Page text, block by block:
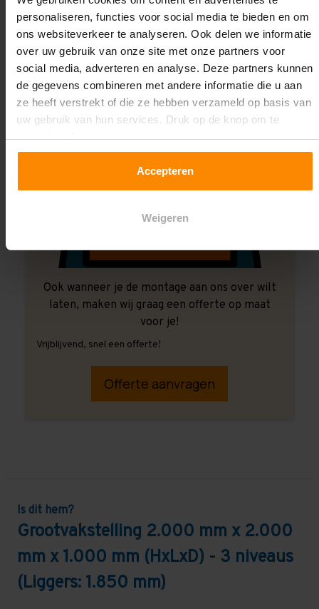
personaliseren, functies voor social media te bieden en om
ons websiteverkeer te analyseren. Ook delen we informatie
over uw gebruik van onze site met onze partners voor
social media, adverteren en analyse. Deze partners kunnen
de gegevens combineren met andere informatie die u aan
ze heeft verstrekt of die ze hebben verzameld op basis van
uw gebruik van hun services. Druk op de knop om te
accepteren!
Accepteren
Weigeren
Ook wanneer je de montage aan ons over wilt
laten, maken wij graag een offerte op maat
voor je!
Vrijblijvend, snel een offerte!
Offerte aanvragen
Is dit hem?
Grootvakstelling 2.000 mm x 2.000
mm x 1.000 mm (HxLxD) - 3 niveaus
(Liggers: 1.850 mm)